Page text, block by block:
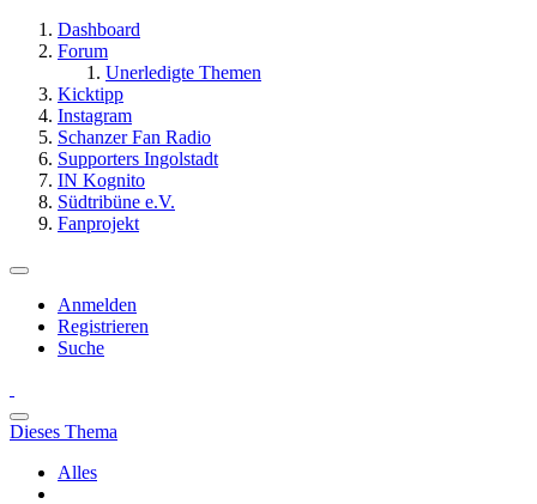
Dashboard
Forum
Unerledigte Themen
Kicktipp
Instagram
Schanzer Fan Radio
Supporters Ingolstadt
IN Kognito
Südtribüne e.V.
Fanprojekt
Anmelden
Registrieren
Suche
Dieses Thema
Alles